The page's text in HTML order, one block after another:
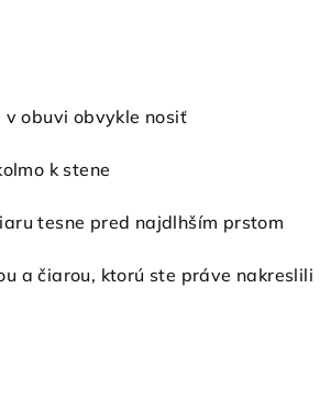
v obuvi obvykle nosiť
k stene
tesne pred najdlhším prstom
a čiarou, ktorú ste práve nakreslili